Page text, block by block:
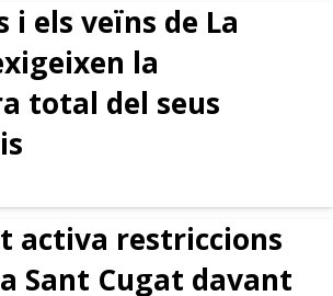
i els veïns de La
la
total del seus
activa restriccions
Sant Cugat davant